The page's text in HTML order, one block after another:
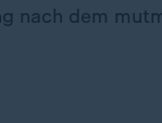
nach dem